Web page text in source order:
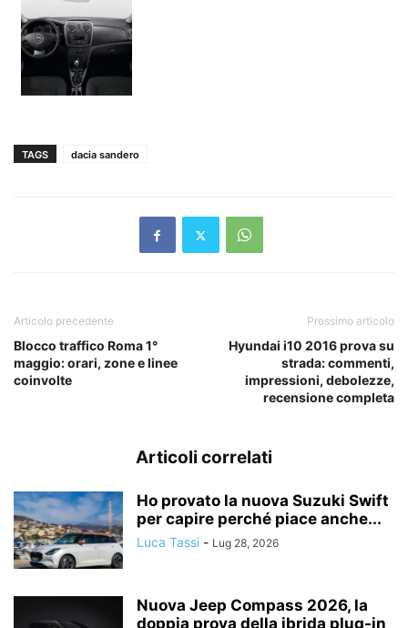
TAGS dacia sandero
Articolo precedente
Blocco traffico Roma 1°
maggio: orari, zone e linee
coinvolte
Prossimo articolo
Hyundai i10 2016 prova su
strada: commenti,
impressioni, debolezze,
recensione completa
Articoli correlati
Ho provato la nuova Suzuki Swift
per capire perché piace anche...
Luca Tassi - Lug 28, 2026
Nuova Jeep Compass 2026, la
doppia prova della ibrida plug-in